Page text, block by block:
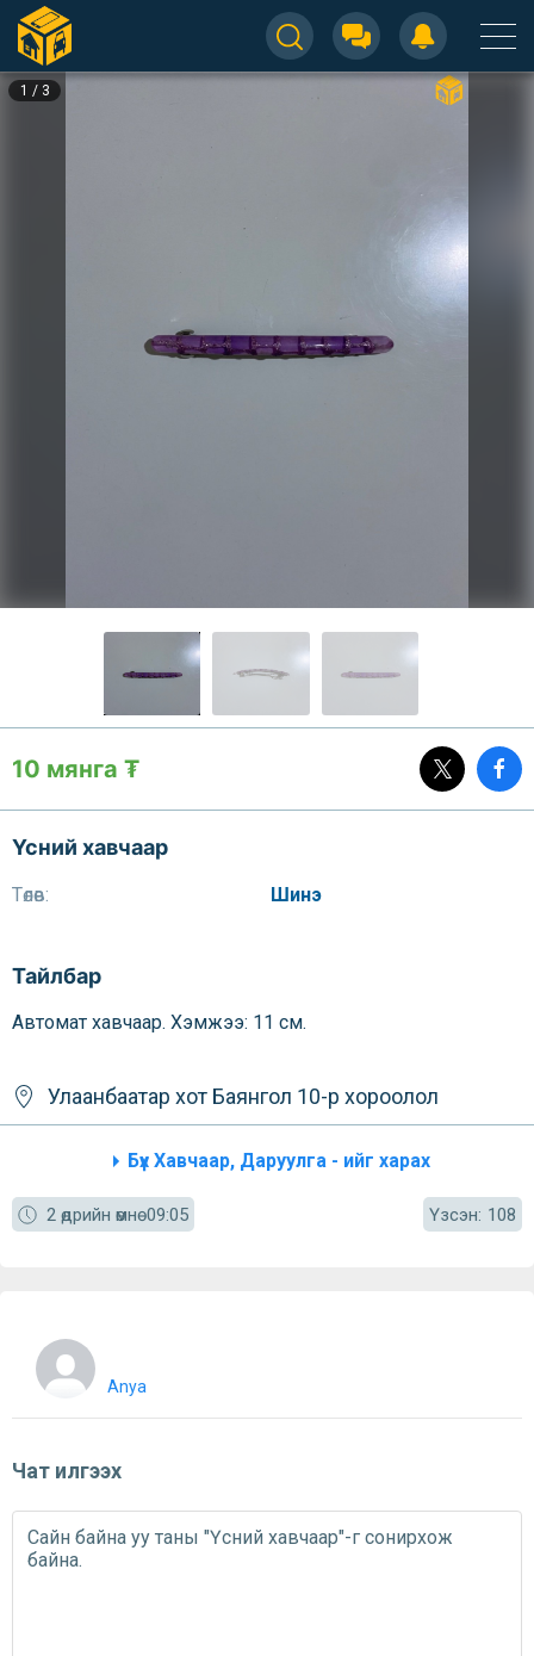
1 / 3
10 мянга ₮
Үсний хавчаар
Төлөв: Шинэ
Тайлбар
Автомат хавчаар. Хэмжээ: 11 см.
Улаанбаатар хот Баянгол 10-р хороолол
Бүх Хавчаар, Даруулга - ийг харах
2 өдрийн өмнө 09:05 Үзсэн: 108
Anya
Чат илгээх